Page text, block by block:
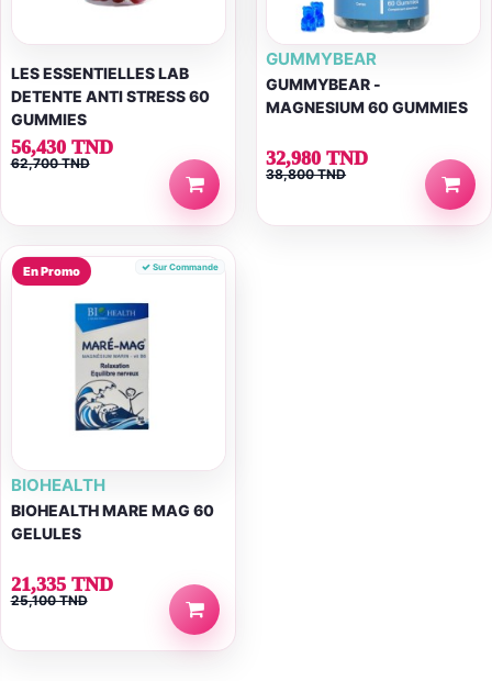
LES ESSENTIELLES LAB
DETENTE ANTI STRESS 60
GUMMIES
56,430 TND
62,700 TND
GUMMYBEAR
GUMMYBEAR -
MAGNESIUM 60 GUMMIES
32,980 TND
38,800 TND
En Promo Sur Commande
BIOHEALTH
BIOHEALTH MARE MAG 60
GELULES
21,335 TND
25,100 TND